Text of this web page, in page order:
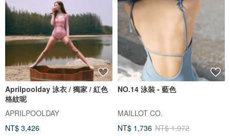
Aprilpoolday 泳衣 / 獨家 / 紅色
格紋呢
APRILPOOLDAY
NT$ 3,426
NO.14 泳裝 - 藍色
MAILLOT CO.
NT$ 1,736 NT$ 1,972